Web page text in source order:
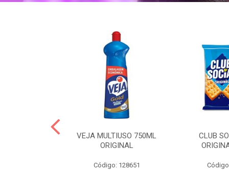
VEJA MULTIUSO 750ML
ORIGINAL
Código: 128651
CLUB